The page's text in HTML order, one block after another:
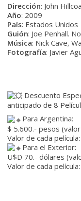
Dirección: John
Año: 2009
País: Estados Unidos
Guión: Joe Penhall.
Música: Nick Cave,
Fotografía: Javier
Descuento
anticipado de 8
Para Argentina:
$ 5.600.- pesos
Valor de cada
Para el Exterior:
U$D 70.- dólares
Valor de cada